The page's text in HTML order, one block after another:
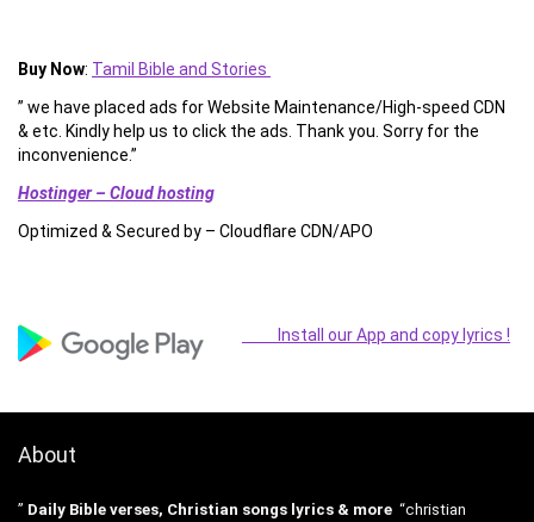
Buy Now: Tamil Bible and Stories
” we have placed ads for Website Maintenance/High-speed CDN
& etc. Kindly help us to click the ads. Thank you. Sorry for the
inconvenience.”
Hostinger – Cloud hosting
Optimized & Secured by – Cloudflare CDN/APO
Install our App and copy lyrics !
About
” Daily Bible verses, Christian songs lyrics & more “christian